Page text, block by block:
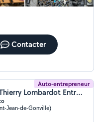
Contacter
Auto-entrepreneur
Thierry Lombardot (Thierry Lombardot Entreprise Individuelle)
Jean-de-Gonville)